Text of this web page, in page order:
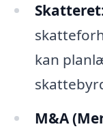
kan
M&A